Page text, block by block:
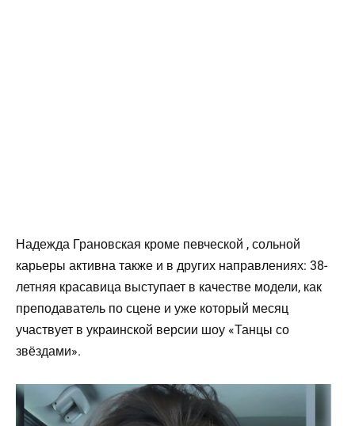
Надежда Грановская кроме певческой , сольной
карьеры активна также и в других направлениях: 38-
летняя красавица выступает в качестве модели, как
преподаватель по сцене и уже который месяц
участвует в украинской версии шоу «Танцы со
звёздами».